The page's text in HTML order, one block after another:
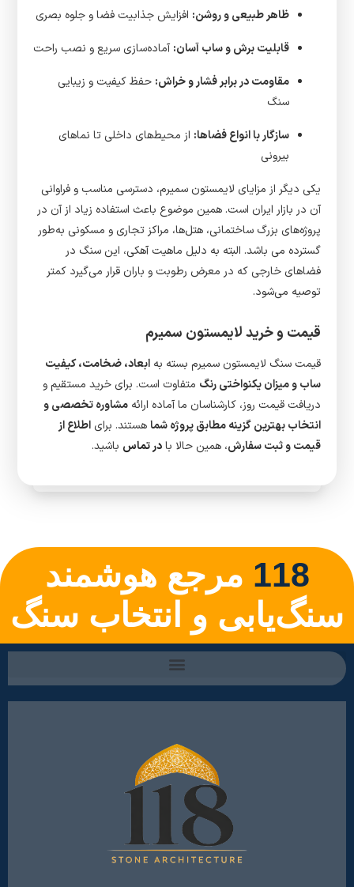
ظاهر طبیعی و روشن: افزایش جذابیت فضا و جلوه بصری
قابلیت برش و ساب آسان: آماده‌سازی سریع و نصب راحت
مقاومت در برابر فشار و خراش: حفظ کیفیت و زیبایی
سنگ
سازگار با انواع فضاها: از محیط‌های داخلی تا نماهای
بیرونی
یکی دیگر از مزایای لایمستون سمیرم، دسترسی مناسب و فراوانی
آن در بازار ایران است. همین موضوع باعث استفاده زیاد از آن در
پروژه‌های بزرگ ساختمانی، هتل‌ها، مراکز تجاری و مسکونی به‌طور
گسترده می باشد. البته به دلیل ماهیت آهکی، این سنگ در
فضاهای خارجی که در معرض رطوبت و باران قرار می‌گیرد کمتر
توصیه می‌شود.
قیمت و خرید لایمستون سمیرم
قیمت سنگ لایمستون سمیرم بسته به ابعاد، ضخامت، کیفیت
ساب و میزان یکنواختی رنگ متفاوت است. برای خرید مستقیم و
دریافت قیمت روز، کارشناسان ما آماده ارائه مشاوره تخصصی و
انتخاب بهترین گزینه مطابق پروژه شماهستند. برای اطلاع از
قیمت و ثبت سفارش، همین حالا بادر تماس باشید.
118 مرجع هوشمند
سنگ‌یابی و انتخاب سنگ